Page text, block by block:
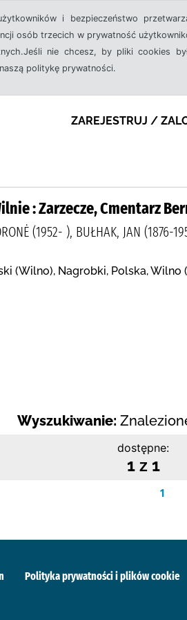
i bezpieczeństwo
osób trzecich w prywatność
nie chcesz, by pliki cookies
politykę prywatności.
ZAREJESTRUJ /
: Zarzecze, Cmentarz
(1952- ), BUŁHAK, JAN (1876-
(Wilno), Nagrobki, Polska, Wilno
Wyszukiwanie:
dostępne:
1 z 1
1
Polityka prywatności i plików cookie